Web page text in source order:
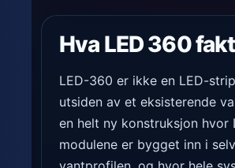
Hva LED 360
LED-360 er ikke en LED-
utsiden av et eksisterende
en helt ny konstruksjon hvor
modulene er bygget inn i